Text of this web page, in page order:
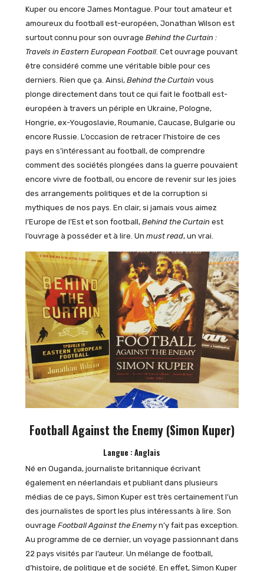
Kuper ou encore James Montague. Pour tout amateur et
amoureux du football est-européen, Jonathan Wilson est
surtout connu pour son ouvrage Behind the Curtain :
Travels in Eastern European Football. Cet ouvrage pouvant
être considéré comme une véritable bible pour ces
derniers. Rien que ça. Ainsi, Behind the Curtain vous
plonge directement dans tout ce qui fait le football est-
européen à travers un périple en Ukraine, Pologne,
Hongrie, ex-Yougoslavie, Roumanie, Caucase, Bulgarie ou
encore Russie. L’occasion de retracer l’histoire de ces
pays en s’intéressant au football, de comprendre
comment des sociétés plongées dans la guerre pouvaient
encore vivre de football, ou encore de revenir sur les joies
des arrangements politiques et de la corruption si
mythiques de nos pays. En clair, si jamais vous aimez
l’Europe de l’Est et son football, Behind the Curtain est
l’ouvrage à posséder et à lire. Un must read, un vrai.
Football Against the Enemy (Simon Kuper)
Langue : Anglais
Né en Ouganda, journaliste britannique écrivant
également en néerlandais et publiant dans plusieurs
médias de ce pays, Simon Kuper est très certainement l’un
des journalistes de sport les plus intéressants à lire. Son
ouvrage Football Against the Enemyn’y fait pas exception.
Au programme de ce dernier, un voyage passionnant dans
22 pays visités par l’auteur. Un mélange de football,
d’histoire, de politique et de société. En effet, Simon Kuper